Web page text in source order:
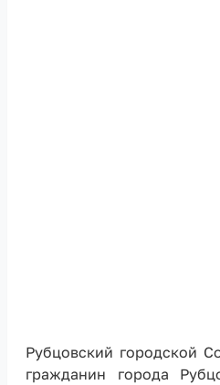
Рубцовский городской
гражданин города